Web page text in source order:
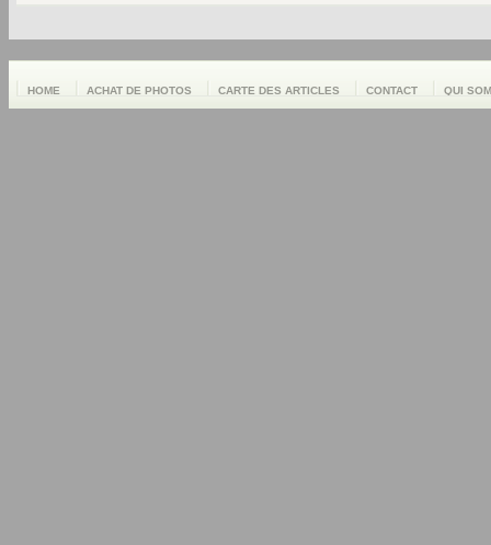
HOME ACHAT DE PHOTOS CARTE DES ARTICLES CONTACT QUI